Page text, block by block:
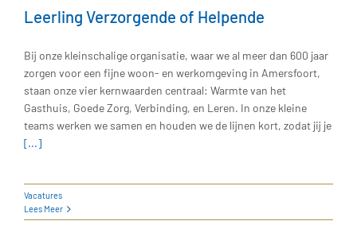
Leerling Verzorgende of Helpende
Bij onze kleinschalige organisatie, waar we al meer dan 600 jaar
zorgen voor een fijne woon- en werkomgeving in Amersfoort,
staan onze vier kernwaarden centraal: Warmte van het
Gasthuis, Goede Zorg, Verbinding, en Leren. In onze kleine
teams werken we samen en houden we de lijnen kort, zodat jij je
[...]
Vacatures
Lees Meer